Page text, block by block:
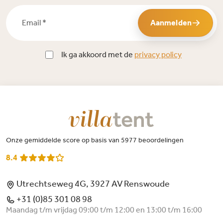
Aanmelden
Ik ga akkoord met de privacy policy
Onze gemiddelde score op basis van 5977 beoordelingen
8.4
Utrechtseweg 4G, 3927 AV Renswoude
+31 (0)85 301 08 98
Maandag t/m vrijdag 09:00 t/m 12:00 en 13:00 t/m 16:00